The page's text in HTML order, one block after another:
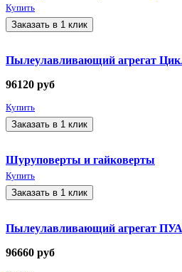
Купить
Заказать в 1 клик
Пылеулавливающий агрегат
96120 руб
Купить
Заказать в 1 клик
Шуруповерты и гайковерты
Купить
Заказать в 1 клик
Пылеулавливающий агрегат
96660 руб